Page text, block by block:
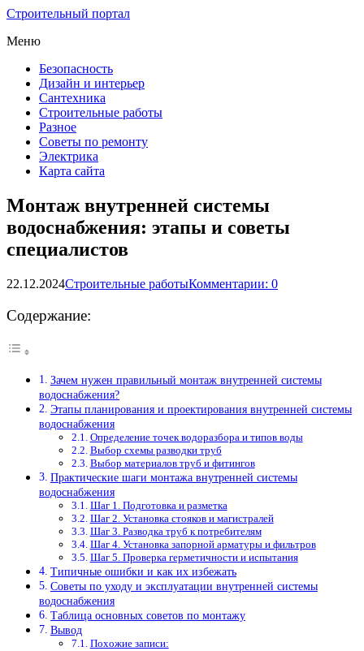
Строительный портал
Меню
Безопасность
Дизайн и интерьер
Сантехника
Строительные работы
Разное
Советы по ремонту
Электрика
Карта сайта
Монтаж внутренней системы
водоснабжения: этапы и советы
специалистов
22.12.2024Строительные работыКомментарии: 0
Содержание:
Зачем нужен правильный монтаж внутренней системы
водоснабжения?
Этапы планирования и проектирования внутренней системы
водоснабжения
Определение точек водоразбора и типов воды
Выбор схемы разводки труб
Выбор материалов труб и фитингов
Практические шаги монтажа внутренней системы
водоснабжения
Шаг 1. Подготовка и разметка
Шаг 2. Установка стояков и магистралей
Шаг 3. Разводка труб к потребителям
Шаг 4. Установка запорной арматуры и фильтров
Шаг 5. Проверка герметичности и испытания
Типичные ошибки и как их избежать
Советы по уходу и эксплуатации внутренней системы
водоснабжения
Таблица основных советов по монтажу
Вывод
Похожие записи: